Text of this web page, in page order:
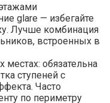
glare — избегайте
Лучше комбинация
встроенных в
обязательна
ступеней с
Часто
по периметру